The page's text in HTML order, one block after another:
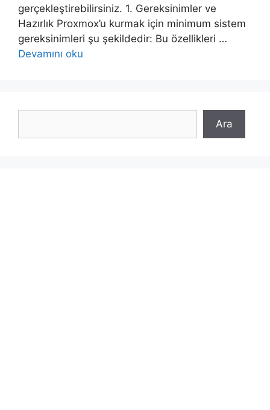
gerçekleştirebilirsiniz. 1. Gereksinimler ve
Hazırlık Proxmox’u kurmak için minimum sistem
gereksinimleri şu şekildedir: Bu özellikleri …
Devamını oku
Ara